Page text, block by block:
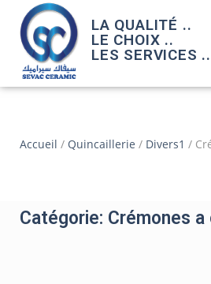
LA QUALITÉ ..
LE CHOIX ..
LES SERVICES ..
Accueil / Quincaillerie / Divers1 /
Catégorie: Crémones a